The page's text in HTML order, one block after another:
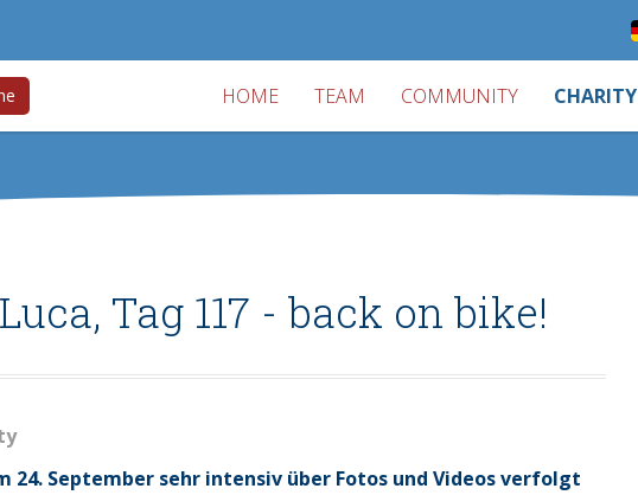
HOME TEAM COMMUNITY CHARITY
Tag 117 - back on bike!
24. September sehr intensiv über Fotos und Videos verfolgt